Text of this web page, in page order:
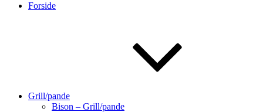
Forside
Grill/pande
Bison – Grill/pande